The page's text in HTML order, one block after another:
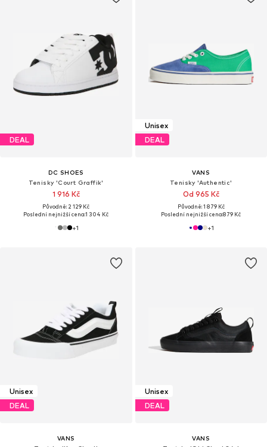
DEAL
DC SHOES
Tenisky 'Court Graffik'
1 916 Kč
Původně: 2 129 Kč
Poslední nejnižší cena:1 304 Kč
+1
Unisex
DEAL
VANS
Tenisky 'Authentic'
Od 965 Kč
Původně: 1 879 Kč
Poslední nejnižší cena:879 Kč
+1
Unisex
DEAL
VANS
Unisex
DEAL
VANS